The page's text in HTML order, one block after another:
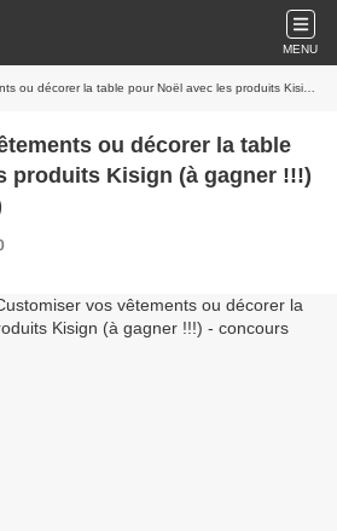
MENU
la table pour Noël avec les produits Kisign (à gagner !!!) - concours inside)
ou décorer la table
produits Kisign (à gagner !!!)